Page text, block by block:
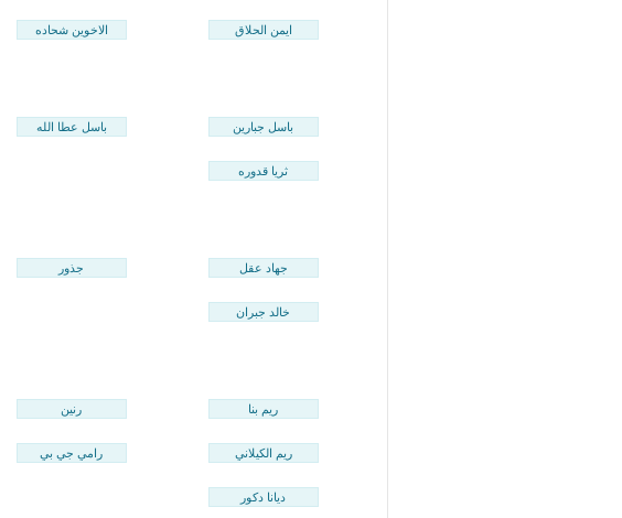
ايمن الحلاق الاخوين شحاده
باسل جبارين باسل عطا الله
ثريا قدوره
جهاد عقل جذور
خالد جبران
ريم بنا رنين
ريم الكيلاني رامي جي بي
ديانا دكور